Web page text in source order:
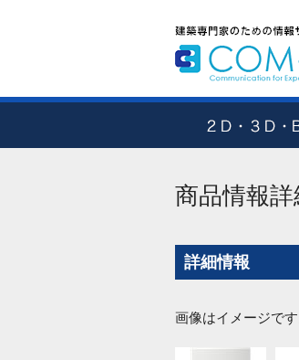
商品情報詳
詳細情報
画像はイメージで